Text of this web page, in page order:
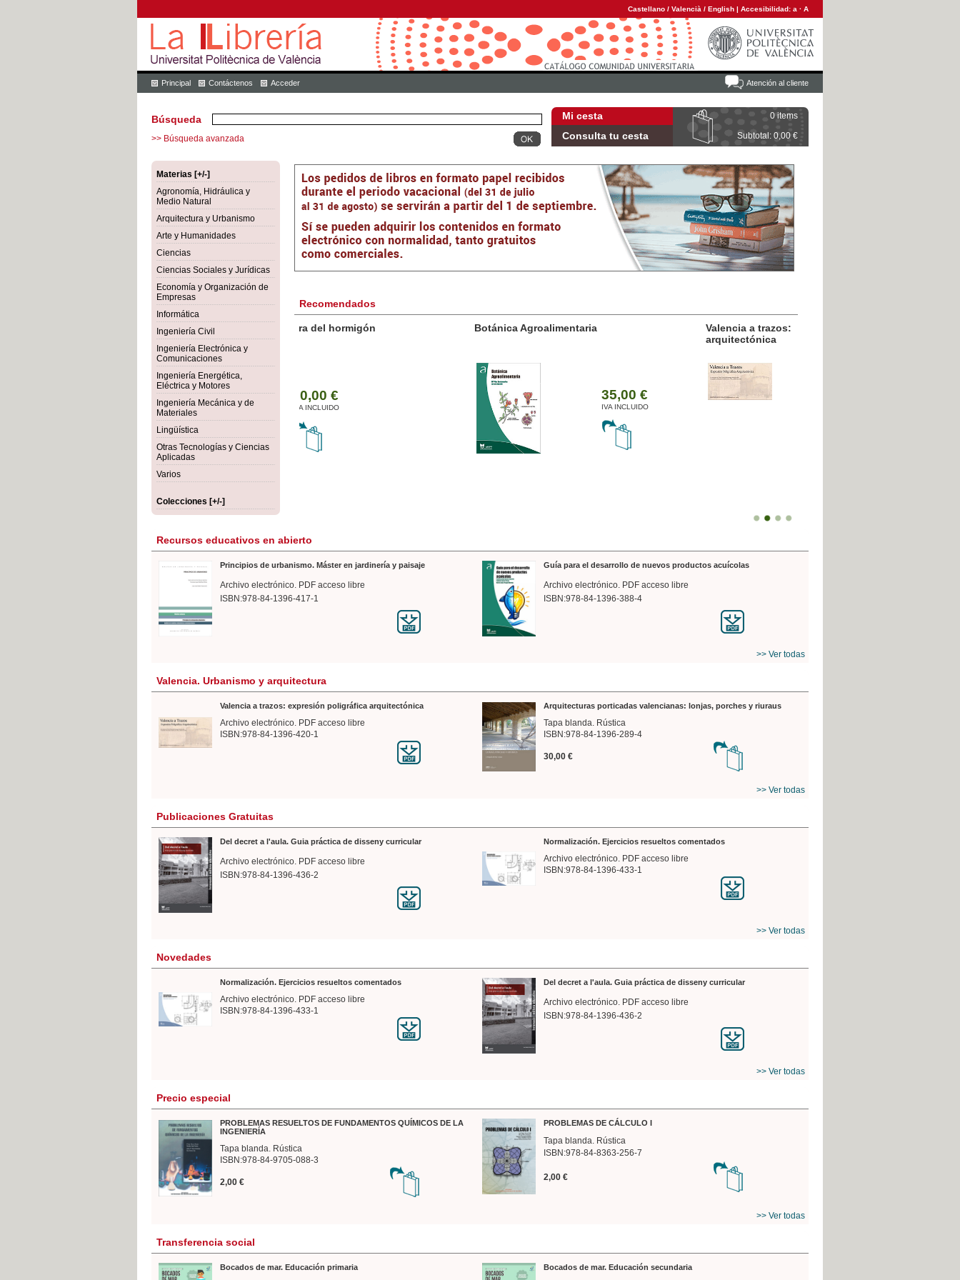
Castellano / Valencià / English | Accesibilidad: a · A
Atención al cliente
Principal Contáctenos Acceder
Mi cesta 0 items
Consulta tu cesta Subtotal: 0,00 €
Búsqueda
>> Búsqueda avanzada
Materias [+/-]
Agronomía, Hidráulica y
Medio Natural
Arquitectura y Urbanismo
Arte y Humanidades
Ciencias
Ciencias Sociales y Jurídicas
Economía y Organización de
Empresas
Informática
Ingeniería Civil
Ingeniería Electrónica y
Comunicaciones
Ingeniería Energética,
Eléctrica y Motores
Ingeniería Mecánica y de
Materiales
Lingüística
Otras Tecnologías y Ciencias
Aplicadas
Varios
Colecciones [+/-]
Recomendados
Botánica Agroalimentaria
Valencia a trazos: expresión poligráfica
Recursos educativos en abierto
Principios de urbanismo. Máster en jardinería y paisaje
Archivo electrónico. PDF acceso libre
ISBN:978-84-1396-417-1
Guía para el desarrollo de nuevos productos acuícolas
Archivo electrónico. PDF acceso libre
ISBN:978-84-1396-388-4
>> Ver todas
Valencia. Urbanismo y arquitectura
Valencia a trazos: expresión poligráfica arquitectónica
Archivo electrónico. PDF acceso libre
ISBN:978-84-1396-420-1
Arquitecturas porticadas valencianas: lonjas, porches y riuraus
Tapa blanda. Rústica
ISBN:978-84-1396-289-4
30,00 €
>> Ver todas
Publicaciones Gratuitas
Del decret a l'aula. Guia práctica de disseny curricular
Archivo electrónico. PDF acceso libre
ISBN:978-84-1396-436-2
Normalización. Ejercicios resueltos comentados
Archivo electrónico. PDF acceso libre
ISBN:978-84-1396-433-1
>> Ver todas
Novedades
Normalización. Ejercicios resueltos comentados
Archivo electrónico. PDF acceso libre
ISBN:978-84-1396-433-1
Del decret a l'aula. Guia práctica de disseny curricular
Archivo electrónico. PDF acceso libre
ISBN:978-84-1396-436-2
>> Ver todas
Precio especial
PROBLEMAS RESUELTOS DE FUNDAMENTOS QUÍMICOS DE LA
INGENIERÍA
Tapa blanda. Rústica
ISBN:978-84-9705-088-3
2,00 €
PROBLEMAS DE CÁLCULO I
Tapa blanda. Rústica
ISBN:978-84-8363-256-7
2,00 €
>> Ver todas
Transferencia social
Bocados de mar. Educación primaria Bocados de mar. Educación secundaria